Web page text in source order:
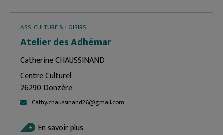
ASS. CULTURE & LOISIRS
Atelier des Adhémar
Catherine CHAUSSINAND
Centre Culturel
26290 Donzère
Cathy.chaussinand26@gmail.com
En savoir plus